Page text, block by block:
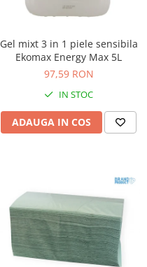
Gel mixt 3 in 1 piele sensibila
Ekomax Energy Max 5L
97,59 RON
IN STOC
ADAUGA IN COS